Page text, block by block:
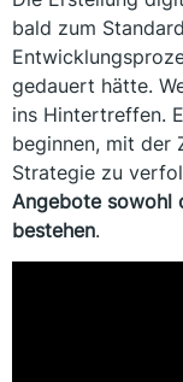
bald zum
gedauert hätte.
ins Hintertreffen.
beginnen, mit der
Strategie zu
Angebote sowohl
bestehen.